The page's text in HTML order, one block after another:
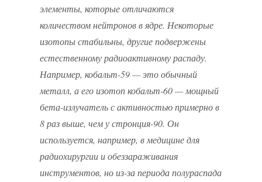
элементы, которые отличаются
количеством нейтронов в ядре. Некоторые
изотопы стабильны, другие подвержены
естественному радиоактивному распаду.
Например, кобальт-59 — это обычный
металл, а его изотоп кобальт-60 — мощный
бета-излучатель с активностью примерно в
8 раз выше, чем у стронция-90. Он
используется, например, в медицине для
радиохирургии и обеззараживания
инструментов, но из-за периода полураспада